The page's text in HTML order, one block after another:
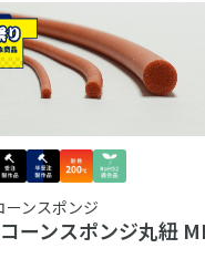
ーンスポンジ
ーンスポンジ丸紐